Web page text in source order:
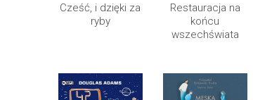
Cześć, i dzięki za
ryby
Restauracja na
końcu
wszechświata